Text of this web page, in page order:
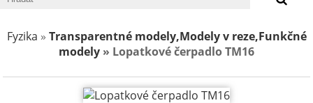
Fyzika » Transparentné modely,Modely v reze,Funkčné
modely » Lopatkové čerpadlo TM16